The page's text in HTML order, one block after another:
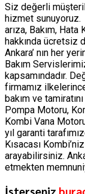
Siz değerli
hizmet sunuyoruz.
arıza, Bakım,
hakkında ücretsiz
Ankara’ nın her
Bakım
kapsamındadır.
firmamız
bakım ve
Pompa Motoru,
Kombi Vana
yıl garanti
Kısacası
arayabilirsiniz.
etmekten